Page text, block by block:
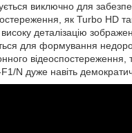
виключно для
як Turbo HD
деталізацію
для формування
відеоспостереження,
N дуже навіть